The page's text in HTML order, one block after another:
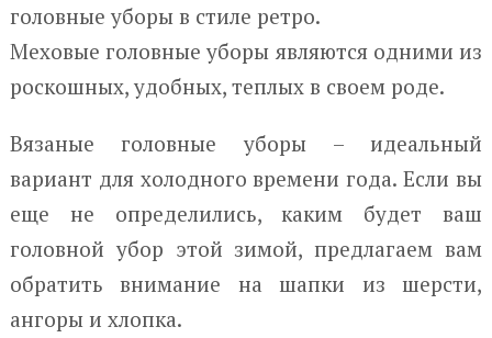
головные уборы в стиле ретро.
Меховые головные уборы являются одними из
роскошных, удобных, теплых в своем роде.
Вязаные головные уборы – идеальный
вариант для холодного времени года. Если вы
еще не определились, каким будет ваш
головной убор этой зимой, предлагаем вам
обратить внимание на шапки из шерсти,
ангоры и хлопка.